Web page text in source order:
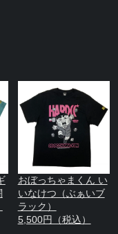
おぼっちゃまくん い
いなけつ（ぶぁいブ
ラック）
5,500円（税込）